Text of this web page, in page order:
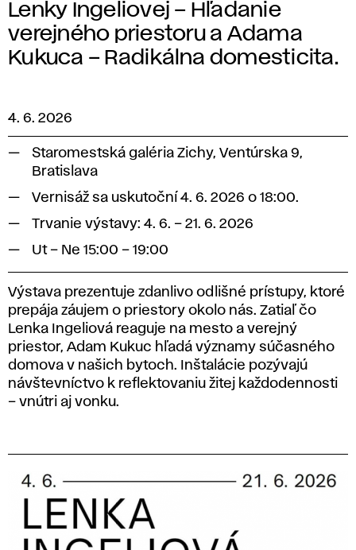
Lenky Ingeliovej – Hľadanie
verejného priestoru a Adama
Kukuca – Radikálna domesticita.
4. 6. 2026
Staromestská galéria Zichy, Ventúrska 9,
Bratislava
Vernisáž sa uskutoční 4. 6. 2026 o 18:00.
Trvanie výstavy: 4. 6. – 21. 6. 2026
Ut – Ne 15:00 – 19:00
Výstava prezentuje zdanlivo odlišné prístupy, ktoré
prepája záujem o priestory okolo nás. Zatiaľ čo
Lenka Ingeliová reaguje na mesto a verejný
priestor, Adam Kukuc hľadá významy súčasného
domova v našich bytoch. Inštalácie pozývajú
návštevníctvo k reflektovaniu žitej každodennosti
– vnútri aj vonku.